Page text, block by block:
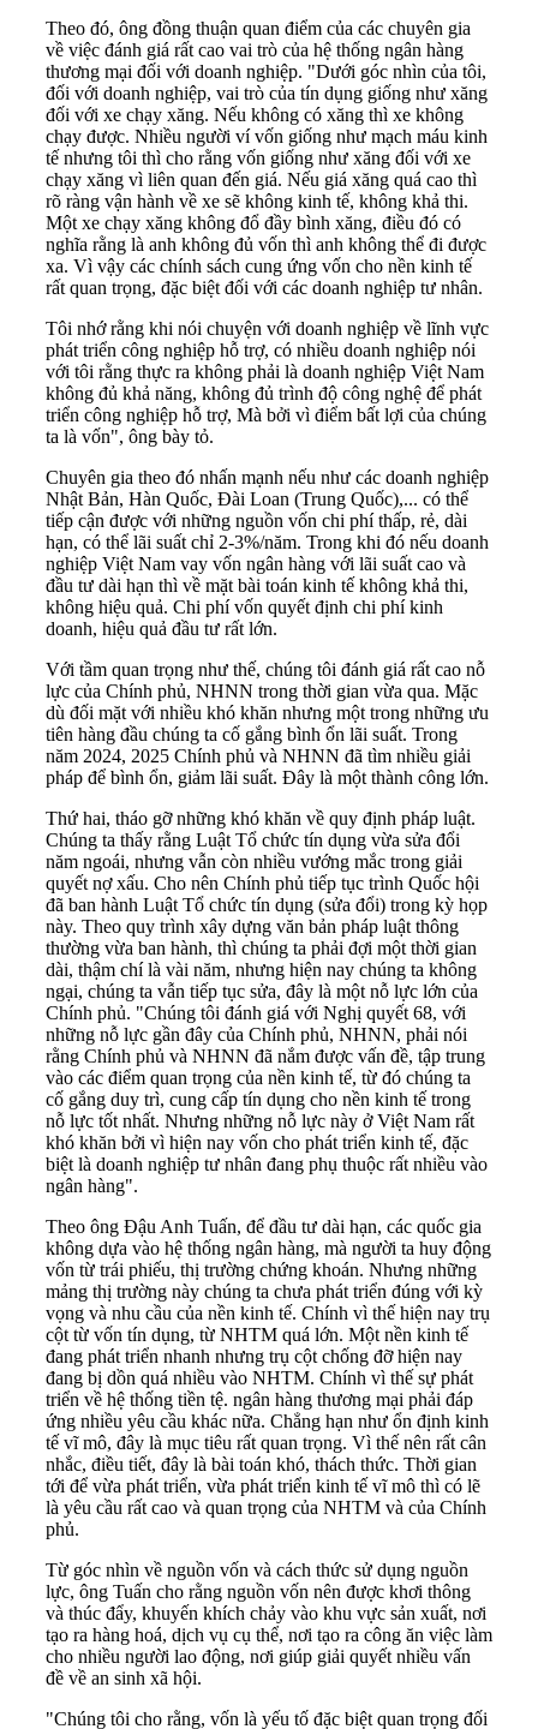
Theo đó, ông đồng thuận quan điểm của các chuyên gia
về việc đánh giá rất cao vai trò của hệ thống ngân hàng
thương mại đối với doanh nghiệp. "Dưới góc nhìn của tôi,
đối với doanh nghiệp, vai trò của tín dụng giống như xăng
đối với xe chạy xăng. Nếu không có xăng thì xe không
chạy được. Nhiều người ví vốn giống như mạch máu kinh
tế nhưng tôi thì cho rằng vốn giống như xăng đối với xe
chạy xăng vì liên quan đến giá. Nếu giá xăng quá cao thì
rõ ràng vận hành về xe sẽ không kinh tế, không khả thi.
Một xe chạy xăng không đổ đầy bình xăng, điều đó có
nghĩa rằng là anh không đủ vốn thì anh không thể đi được
xa. Vì vậy các chính sách cung ứng vốn cho nền kinh tế
rất quan trọng, đặc biệt đối với các doanh nghiệp tư nhân.
Tôi nhớ rằng khi nói chuyện với doanh nghiệp về lĩnh vực
phát triển công nghiệp hỗ trợ, có nhiều doanh nghiệp nói
với tôi rằng thực ra không phải là doanh nghiệp Việt Nam
không đủ khả năng, không đủ trình độ công nghệ để phát
triển công nghiệp hỗ trợ, Mà bởi vì điểm bất lợi của chúng
ta là vốn", ông bày tỏ.
Chuyên gia theo đó nhấn mạnh nếu như các doanh nghiệp
Nhật Bản, Hàn Quốc, Đài Loan (Trung Quốc),... có thể
tiếp cận được với những nguồn vốn chi phí thấp, rẻ, dài
hạn, có thể lãi suất chỉ 2-3%/năm. Trong khi đó nếu doanh
nghiệp Việt Nam vay vốn ngân hàng với lãi suất cao và
đầu tư dài hạn thì về mặt bài toán kinh tế không khả thi,
không hiệu quả. Chi phí vốn quyết định chi phí kinh
doanh, hiệu quả đầu tư rất lớn.
Với tầm quan trọng như thế, chúng tôi đánh giá rất cao nỗ
lực của Chính phủ, NHNN trong thời gian vừa qua. Mặc
dù đối mặt với nhiều khó khăn nhưng một trong những ưu
tiên hàng đầu chúng ta cố gắng bình ổn lãi suất. Trong
năm 2024, 2025 Chính phủ và NHNN đã tìm nhiều giải
pháp để bình ổn, giảm lãi suất. Đây là một thành công lớn.
Thứ hai, tháo gỡ những khó khăn về quy định pháp luật.
Chúng ta thấy rằng Luật Tổ chức tín dụng vừa sửa đổi
năm ngoái, nhưng vẫn còn nhiều vướng mắc trong giải
quyết nợ xấu. Cho nên Chính phủ tiếp tục trình Quốc hội
đã ban hành Luật Tổ chức tín dụng (sửa đổi) trong kỳ họp
này. Theo quy trình xây dựng văn bản pháp luật thông
thường vừa ban hành, thì chúng ta phải đợi một thời gian
dài, thậm chí là vài năm, nhưng hiện nay chúng ta không
ngại, chúng ta vẫn tiếp tục sửa, đây là một nỗ lực lớn của
Chính phủ. "Chúng tôi đánh giá với Nghị quyết 68, với
những nỗ lực gần đây của Chính phủ, NHNN, phải nói
rằng Chính phủ và NHNN đã nắm được vấn đề, tập trung
vào các điểm quan trọng của nền kinh tế, từ đó chúng ta
cố gắng duy trì, cung cấp tín dụng cho nền kinh tế trong
nỗ lực tốt nhất. Nhưng những nỗ lực này ở Việt Nam rất
khó khăn bởi vì hiện nay vốn cho phát triển kinh tế, đặc
biệt là doanh nghiệp tư nhân đang phụ thuộc rất nhiều vào
ngân hàng".
Theo ông Đậu Anh Tuấn, để đầu tư dài hạn, các quốc gia
không dựa vào hệ thống ngân hàng, mà người ta huy động
vốn từ trái phiếu, thị trường chứng khoán. Nhưng những
mảng thị trường này chúng ta chưa phát triển đúng với kỳ
vọng và nhu cầu của nền kinh tế. Chính vì thế hiện nay trụ
cột từ vốn tín dụng, từ NHTM quá lớn. Một nền kinh tế
đang phát triển nhanh nhưng trụ cột chống đỡ hiện nay
đang bị dồn quá nhiều vào NHTM. Chính vì thế sự phát
triển về hệ thống tiền tệ. ngân hàng thương mại phải đáp
ứng nhiều yêu cầu khác nữa. Chẳng hạn như ổn định kinh
tế vĩ mô, đây là mục tiêu rất quan trọng. Vì thế nên rất cân
nhắc, điều tiết, đây là bài toán khó, thách thức. Thời gian
tới để vừa phát triển, vừa phát triển kinh tế vĩ mô thì có lẽ
là yêu cầu rất cao và quan trọng của NHTM và của Chính
phủ.
Từ góc nhìn về nguồn vốn và cách thức sử dụng nguồn
lực, ông Tuấn cho rằng nguồn vốn nên được khơi thông
và thúc đẩy, khuyến khích chảy vào khu vực sản xuất, nơi
tạo ra hàng hoá, dịch vụ cụ thể, nơi tạo ra công ăn việc làm
cho nhiều người lao động, nơi giúp giải quyết nhiều vấn
đề về an sinh xã hội.
"Chúng tôi cho rằng, vốn là yếu tố đặc biệt quan trọng đối